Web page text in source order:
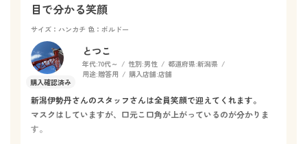
目で分かる笑顔
サイズ：ハンカチ 色：ボルドー
とつこ
年代:70代～ 性別:男性 都道府県:新潟県
用途:贈答用 購入店舗:店舗
新潟伊勢丹さんのスタッフさんは全員笑顔で迎えてくれます。
マスクはしていますが、口元こ口角が上がっているのが分かりま
す。